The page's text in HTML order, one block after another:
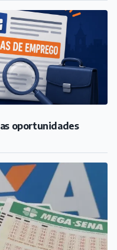
oportunidades